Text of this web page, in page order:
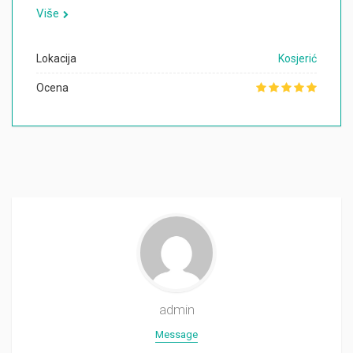
Više
Lokacija Kosjerić
Ocena
admin
Message